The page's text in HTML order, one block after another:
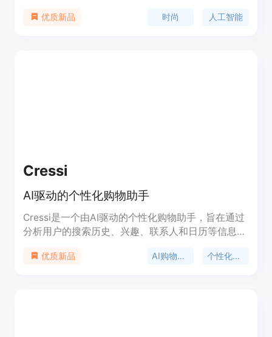
优质新品 时尚 人工智能
Cressi
AI驱动的个性化购物助手
Cressi是一个由AI驱动的个性化购物助手，旨在通过
分析用户的搜索历史、兴趣、联系人和日历等信息，
偏好，而且能够随着用户生活方式的变化而不断进
优质新品 AI购物助手 个性化推荐